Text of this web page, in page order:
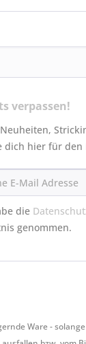
verpassen!
dich hier für den
die
genommen.
Ware -